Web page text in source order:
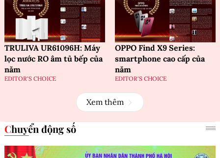
TRULIVA UR61096H: Máy
lọc nước RO âm tủ bếp của
năm
EDITOR'S CHOICE
OPPO Find X9 Series:
smartphone cao cấp của
năm
EDITOR'S CHOICE
Xem thêm
Chuyển động số